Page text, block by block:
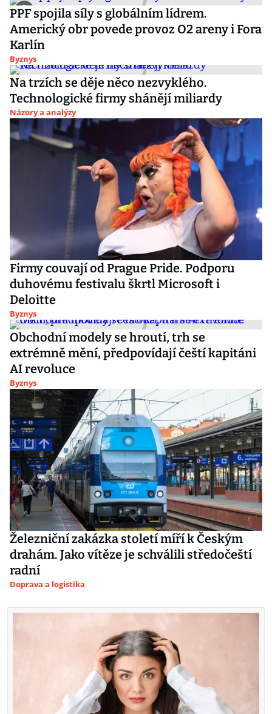
PPF spojila síly s globálním lídrem.
Americký obr povede provoz O2 areny i Fora
Karlín
Byznys
Na trzích se děje něco nezvyklého.
Technologické firmy shánějí miliardy
Názory a analýzy
Firmy couvají od Prague Pride. Podporu
duhovému festivalu škrtl Microsoft i
Deloitte
Byznys
Obchodní modely se hroutí, trh se
extrémně mění, předpovídají čeští kapitáni
AI revoluce
Byznys
Železniční zakázka století míří k Českým
drahám. Jako vítěze je schválili středočeští
radní
Doprava a logistika